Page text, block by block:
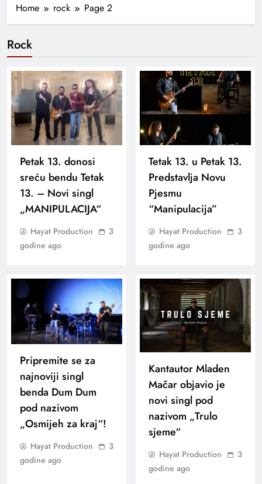
Home rock Page 2
Rock
Petak 13. donosi
sreću bendu Tetak
13. – Novi singl
„MANIPULACIJA“
Hayat Production
3
godine ago
Tetak 13. u Petak 13.
Predstavlja Novu
Pjesmu
“Manipulacija”
Hayat Production
3
godine ago
Pripremite se za
najnoviji singl
benda Dum Dum
pod nazivom
„Osmijeh za kraj“!
Hayat Production
3
godine ago
Kantautor Mladen
Mačar objavio je
novi singl pod
nazivom „Trulo
sjeme“
Hayat Production
3
godine ago